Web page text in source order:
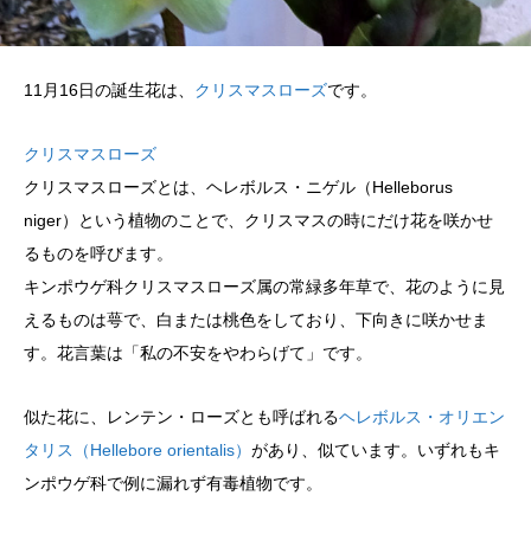
11月16日の誕生花は、 クリスマスローズです。
クリスマスローズ
クリスマスローズとは、ヘレボルス・ニゲル（Helleborus
niger）という植物のことで、クリスマスの時にだけ花を咲かせ
るものを呼びます。
キンポウゲ科クリスマスローズ属の常緑多年草で、花のように見
えるものは萼で、白または桃色をしており、下向きに咲かせま
す。花言葉は「私の不安をやわらげて」です。
似た花に、レンテン・ローズとも呼ばれるヘレボルス・オリエン
タリス（Hellebore orientalis） があり、似ています。いずれもキ
ンポウゲ科で例に漏れず有毒植物です。